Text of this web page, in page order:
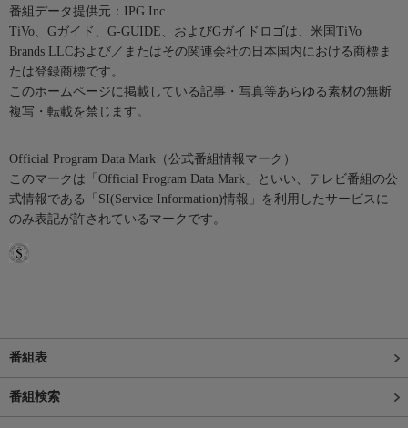
番組データ提供元：IPG Inc.
TiVo、Gガイド、G-GUIDE、およびGガイドロゴは、米国TiVo
Brands LLCおよび／またはその関連会社の日本国内における商標ま
たは登録商標です。
このホームページに掲載している記事・写真等あらゆる素材の無断
複写・転載を禁じます。
Official Program Data Mark（公式番組情報マーク）
このマークは「Official Program Data Mark」といい、テレビ番組の公
式情報である「SI(Service Information)情報」を利用したサービスに
のみ表記が許されているマークです。
番組表
番組検索